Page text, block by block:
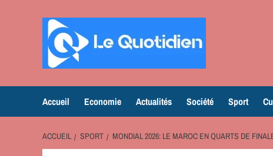
Accueil Economie Actualités Société Sport
ACCUEIL SPORT MONDIAL 2026: LE MAROC EN QUARTS DE